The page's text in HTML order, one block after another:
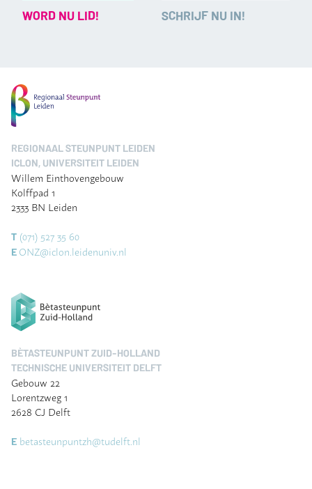
WORD NU LID! SCHRIJF NU IN!
REGIONAAL STEUNPUNT LEIDEN
ICLON, UNIVERSITEIT LEIDEN
Willem Einthovengebouw
Kolffpad 1
2333 BN Leiden
T (071) 527 35 60
E ONZ@iclon.leidenuniv.nl
BÈTASTEUNPUNT ZUID-HOLLAND
TECHNISCHE UNIVERSITEIT DELFT
Gebouw 22
Lorentzweg 1
2628 CJ Delft
E betasteunpuntzh@tudelft.nl